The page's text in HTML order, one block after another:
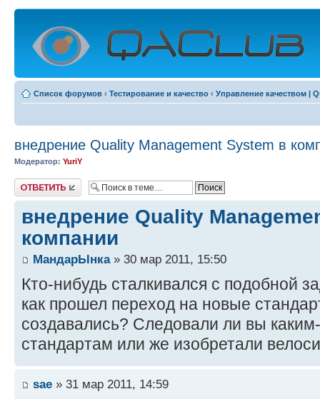
Список форумов ‹ Тестирование и качество ‹ Управление качеством |
внедрение Quality Management System в
Модератор: YuriY
Ответить
внедрение Quality
компании
МандарЫнка» 30 мар 2011, 15:50
Кто-нибудь сталкивался с подобной
как прошел переход на новые
создавались? Следовали ли вы
стандартам или же изобретали
sae » 31 мар 2011, 14:59